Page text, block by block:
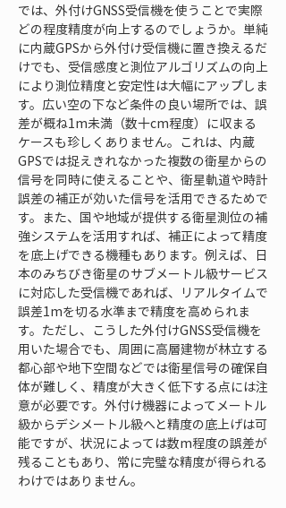
では、外付けGNSS受信機を使うことで実際
どの程度精度が向上するのでしょうか。単純
に内蔵GPSから外付け受信機に置き換えるだ
けでも、受信感度と測位アルゴリズムの向上
により測位精度と安定性は大幅にアップしま
す。広い空の下など条件の良い場所では、誤
差が概ね1m未満（数十cm程度）に収まる
ケースも珍しくありません。これは、内蔵
GPSでは捉えきれなかった複数の衛星からの
信号を同時に使えることや、衛星軌道や時計
誤差の補正が効いた信号を活用できるためで
す。また、国や地域が提供する衛星測位の補
強システムを活用すれば、補正によって精度
を底上げできる機種もあります。例えば、日
本のみちびき衛星のサブメートル級サービス
に対応した受信機であれば、リアルタイムで
誤差1mを切る水準まで精度を高められま
す。ただし、こうした外付けGNSS受信機を
用いた場合でも、周囲に高層建物が林立する
都心部や地下空間などでは衛星信号の確保自
体が難しく、精度が大きく低下する点には注
意が必要です。外付け機器によってメートル
級からデシメートル級へと精度の底上げは可
能ですが、状況によっては数m程度の誤差が
残ることもあり、常に完璧な精度が得られる
わけではありません。